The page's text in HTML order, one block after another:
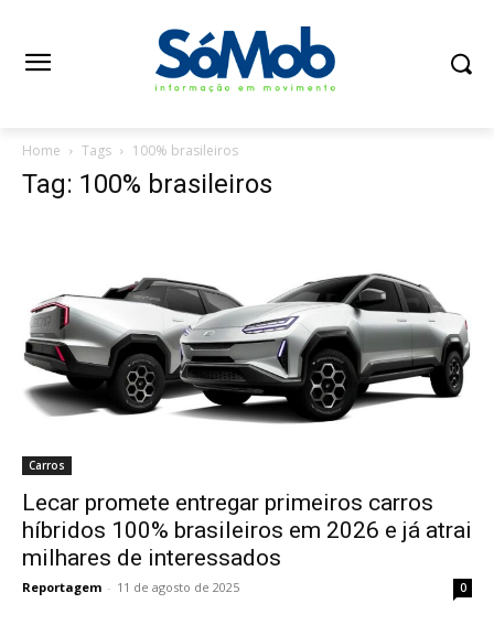
Home Tags 100% brasileiros
Tag: 100% brasileiros
Carros
Lecar promete entregar primeiros carros
híbridos 100% brasileiros em 2026 e já atrai
milhares de interessados
Reportagem - 11 de agosto de 2025 0